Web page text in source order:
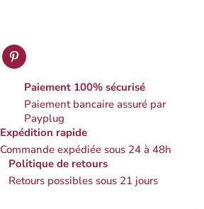
Paiement 100% sécurisé
Paiement bancaire assuré par
Payplug
Expédition rapide
Commande expédiée sous 24 à 48h
Politique de retours
Retours possibles sous 21 jours